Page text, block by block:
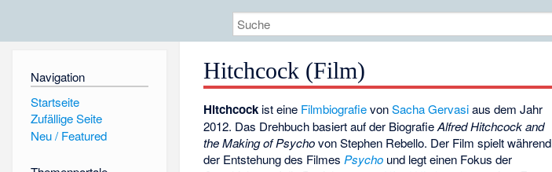
Navigation
Startseite
Zufällige Seite
Neu / Featured
Hitchcock (Film)
Hitchcock ist eine FilmbiografievonSacha Gervasiaus dem Jahr
2012. Das Drehbuch basiert auf der BiografieAlfred Hitchcock and
the Making of PsychovonStephen Rebello. Der Film spielt während
der Entstehung des FilmesPsycho und legt einen Fokus der